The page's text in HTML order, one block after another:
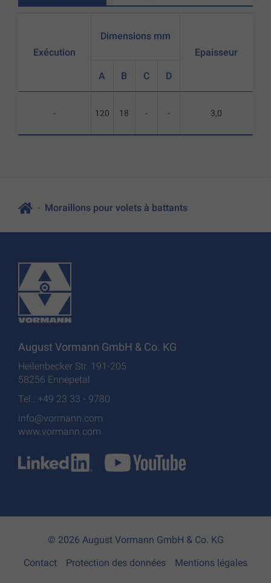
Exécution
-
Dimensions mm
A B C D
120 18 - -
Epaisseur
3,0
Moraillons pour volets à battants
August Vormann GmbH & Co. KG
Heilenbecker Str. 191-205
58256 Ennepetal
Tel.: +49 23 33 - 9780
info@vormann.com
www.vormann.com
© 2026 August Vormann GmbH & Co. KG
Contact
Protection des données Mentions légales